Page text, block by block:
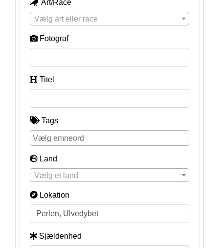
Art/Race
Vælg art eller race
Fotograf
Titel
Tags
Land
Vælg et land
Lokation
Sjældenhed